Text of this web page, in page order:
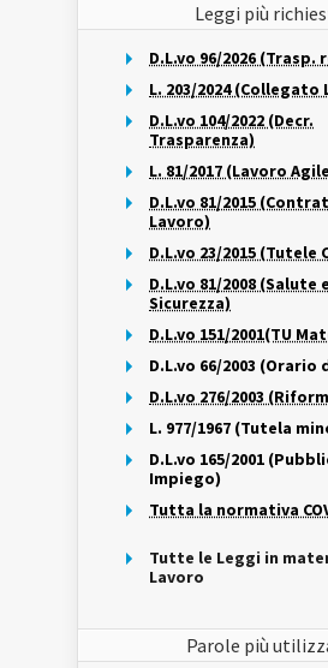
Leggi più
D.L.vo 96/2026
L. 203/2024 (Collegato
D.L.vo 104/2022 (Decr.
Trasparenza)
L. 81/2017 (Lavoro
D.L.vo 81/2015
Lavoro)
D.L.vo 23/2015 (Tutele
D.L.vo 81/2008 (Salute e
Sicurezza)
D.L.vo 151/2001(TU
D.L.vo 66/2003 (Orario
D.L.vo 276/2003
L. 977/1967 (Tutela
D.L.vo 165/2001
Impiego)
Tutta la normativa
Tutte le Leggi in
Lavoro
Parole più